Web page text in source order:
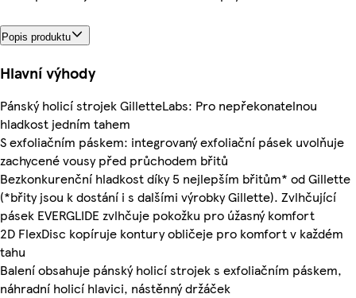
Popis produktu
Hlavní výhody
Pánský holicí strojek GilletteLabs: Pro nepřekonatelnou
hladkost jedním tahem
S exfoliačním páskem: integrovaný exfoliační pásek uvolňuje
zachycené vousy před průchodem břitů
Bezkonkurenční hladkost díky 5 nejlepším břitům* od Gillette
(*břity jsou k dostání i s dalšími výrobky Gillette). Zvlhčující
pásek EVERGLIDE zvlhčuje pokožku pro úžasný komfort
2D FlexDisc kopíruje kontury obličeje pro komfort v každém
tahu
Balení obsahuje pánský holicí strojek s exfoliačním páskem,
náhradní holicí hlavici, nástěnný držáček